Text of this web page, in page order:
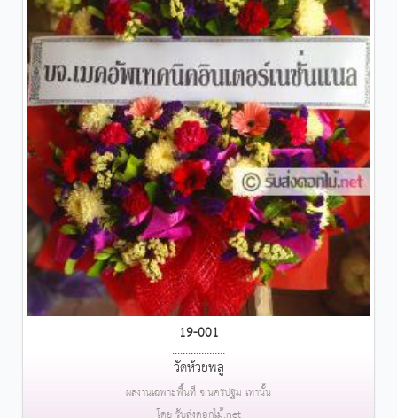
19-001
....................
วัดห้วยพลู
ผลงานเฉพาะพื้นที่ จ.นครปฐม เท่านั้น